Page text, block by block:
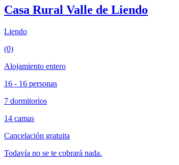
Casa Rural Valle de Liendo
Liendo
(0)
Alojamiento entero
16 - 16 personas
7 dormitorios
14 camas
Cancelación gratuita
Todavía no se te cobrará nada.